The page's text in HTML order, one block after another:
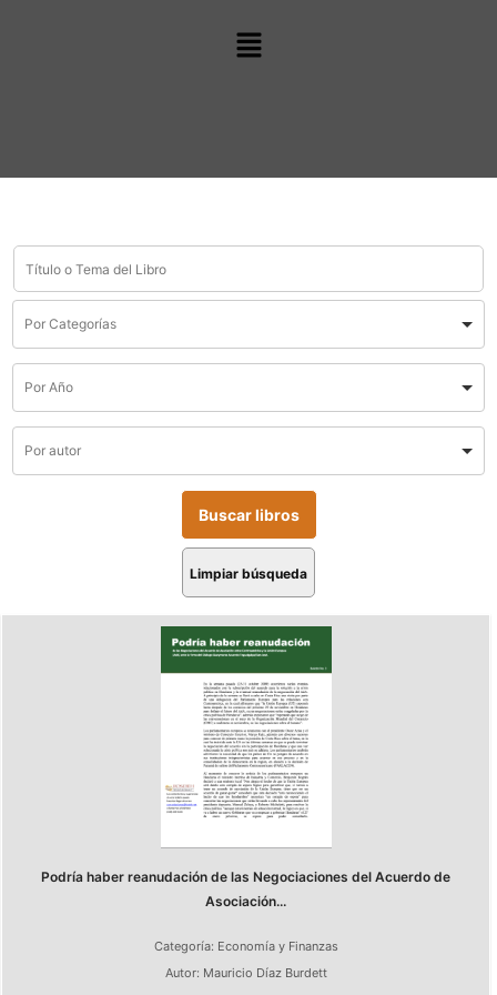
Limpiar búsqueda
Podría haber reanudación de las Negociaciones del Acuerdo de
Asociación...
Categoría: Economía y Finanzas
Autor: Mauricio Díaz Burdett